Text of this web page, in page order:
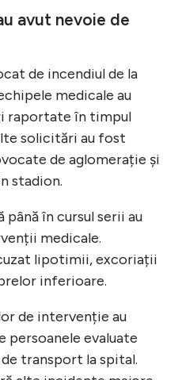
avut nevoie de
de incendiul de la
medicale au
raportate în timpul
solicitări au fost
de aglomerație și
stadion.
în cursul serii au
medicale.
lipotimii, excoriații
inferioare.
de intervenție au
persoanele evaluate
transport la spital.